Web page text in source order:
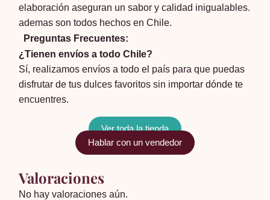
elaboración aseguran un sabor y calidad inigualables.
ademas son todos hechos en Chile.
Preguntas Frecuentes:
¿Tienen envíos a todo Chile?
Sí, realizamos envíos a todo el país para que puedas
disfrutar de tus dulces favoritos sin importar dónde te
encuentres.
Ver toda la tienda
Hablar con un vendedor
Valoraciones
No hay valoraciones aún.